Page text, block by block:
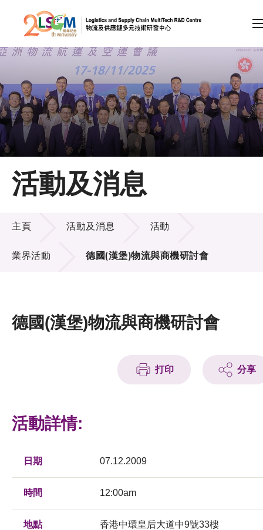
跳到內容（按回車鍵）
會員登入
A A EN 繁 简
主頁
關於LSCM
技術商品化
項目及資助計劃
活動及消息
獎項
科技分享
活動及消息
活動及消息
主頁 活動及消息 活動
業界活動 德國(漢堡)物流與商機研討會
德國(漢堡)物流與商機研討會
打印 分享
活動詳情:
日期 07.12.2009
時間 12:00am
地點 香港中環皇后大道中9號33樓